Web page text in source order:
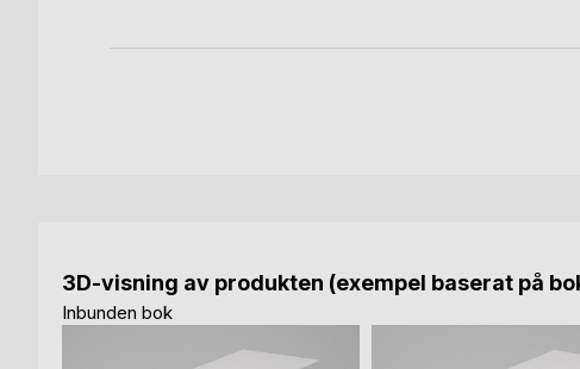
3D-visning av produkten (exempel baserat på
Inbunden bok